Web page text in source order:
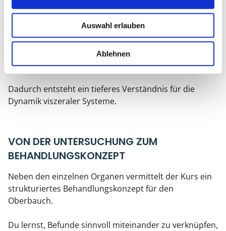
Auswahl erlauben
Ablehnen
Du beschäftigst dich mit den Prinzipien der
Bewegungsphysiologie und Bewegungspathologie und
lernst, wie sich Einschränkungen der Organmobilität
auf Funktion und Regulation auswirken können.
Dadurch entsteht ein tieferes Verständnis für die
Dynamik viszeraler Systeme.
VON DER UNTERSUCHUNG ZUM
BEHANDLUNGSKONZEPT
Neben den einzelnen Organen vermittelt der Kurs ein
strukturiertes Behandlungskonzept für den
Oberbauch.
Du lernst, Befunde sinnvoll miteinander zu verknüpfen,